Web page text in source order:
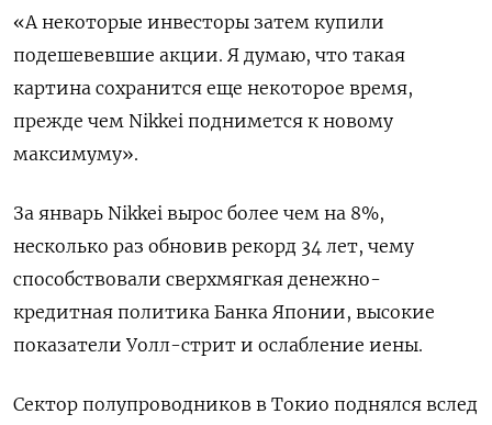
«А некоторые инвесторы затем купили
подешевевшие акции. Я думаю, что такая
картина сохранится еще некоторое время,
прежде чем Nikkei поднимется к новому
максимуму».
За январь Nikkei вырос более чем на 8%,
несколько раз обновив рекорд 34 лет, чему
способствовали сверхмягкая денежно-
кредитная политика Банка Японии, высокие
показатели Уолл-стрит и ослабление иены.
Сектор полупроводников в Токио поднялся вслед